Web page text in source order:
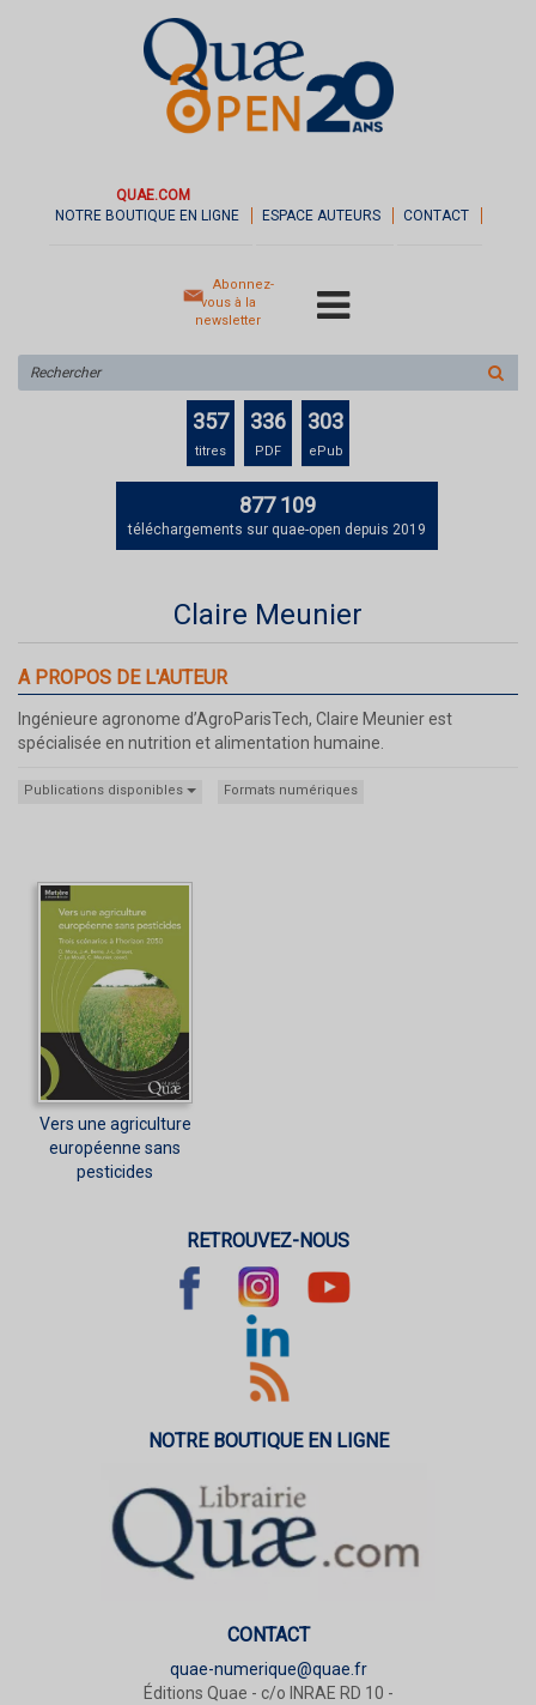
QUAE.COM
NOTRE BOUTIQUE EN LIGNE
ESPACE AUTEURS CONTACT
Abonnez-
vous à la
newsletter
sur
le
357
titres
336
PDF
303
ePub
877 109
téléchargements sur quae-open depuis 2019
Claire Meunier
A PROPOS DE L'AUTEUR
Ingénieure agronome d’AgroParisTech, Claire Meunier est
spécialisée en nutrition et alimentation humaine.
Publications disponibles Formats numériques
Vers une agriculture
européenne sans
pesticides
RETROUVEZ-NOUS
NOTRE BOUTIQUE EN LIGNE
CONTACT
quae-numerique@quae.fr
Éditions Quae - c/o INRAE RD 10 -